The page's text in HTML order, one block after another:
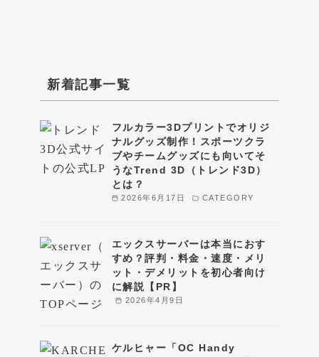
新着記事一覧
2026年6月17日 CATEGORY
フルカラー3Dプリントでオリジ
ナルグッズ制作！スポーツクラ
ブやチームグッズにも向いてそ
うなTrend 3D（トレンド3D）
とは？
2026年4月9日
エックスサーバーは本当におす
すめ？評判・料金・速度・メリ
ット・デメリットを初心者向け
に解説【PR】
ケルヒャー「OC Handy